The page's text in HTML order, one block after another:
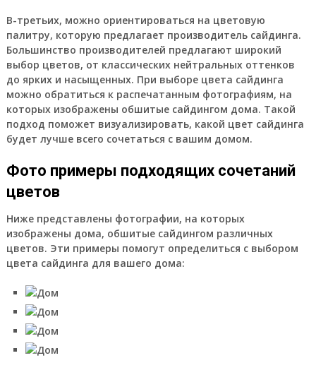
В-третьих, можно ориентироваться на цветовую
палитру, которую предлагает производитель сайдинга.
Большинство производителей предлагают широкий
выбор цветов, от классических нейтральных оттенков
до ярких и насыщенных. При выборе цвета сайдинга
можно обратиться к распечатанным фотографиям, на
которых изображены обшитые сайдингом дома. Такой
подход поможет визуализировать, какой цвет сайдинга
будет лучше всего сочетаться с вашим домом.
Фото примеры подходящих сочетаний
цветов
Ниже представлены фотографии, на которых
изображены дома, обшитые сайдингом различных
цветов. Эти примеры помогут определиться с выбором
цвета сайдинга для вашего дома: